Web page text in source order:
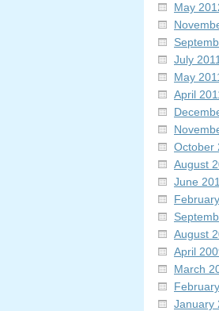
May
July 2011
May
April
October
August
June
August
April
March
January